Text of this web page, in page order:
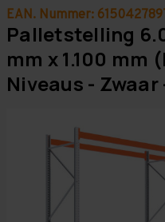
EAN. Nummer:
Palletstelling
mm x 1.100 mm
Niveaus - Zwaar